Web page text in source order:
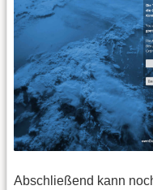
Abschließend kann